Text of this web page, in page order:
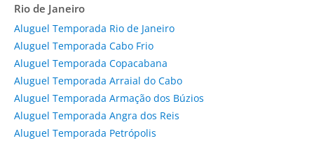
Rio de Janeiro
Aluguel Temporada Rio de Janeiro
Aluguel Temporada Cabo Frio
Aluguel Temporada Copacabana
Aluguel Temporada Arraial do Cabo
Aluguel Temporada Armação dos Búzios
Aluguel Temporada Angra dos Reis
Aluguel Temporada Petrópolis